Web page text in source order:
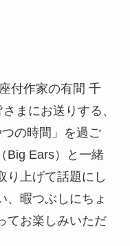
付作家の有間 千
まにお送りする、
の時間」を過ご
Big Ears）と一緒
り上げて話題にし
、暇つぶしにちょ
てお楽しみいただ